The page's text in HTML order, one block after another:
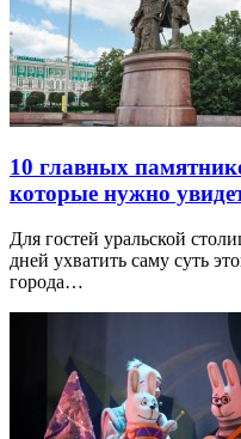
10 главных
которые нужно
Для гостей уральской
дней ухватить саму суть
города…